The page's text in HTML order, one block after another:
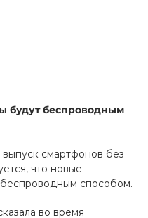
будут беспроводным
смартфонов без
что новые
способом.
во время